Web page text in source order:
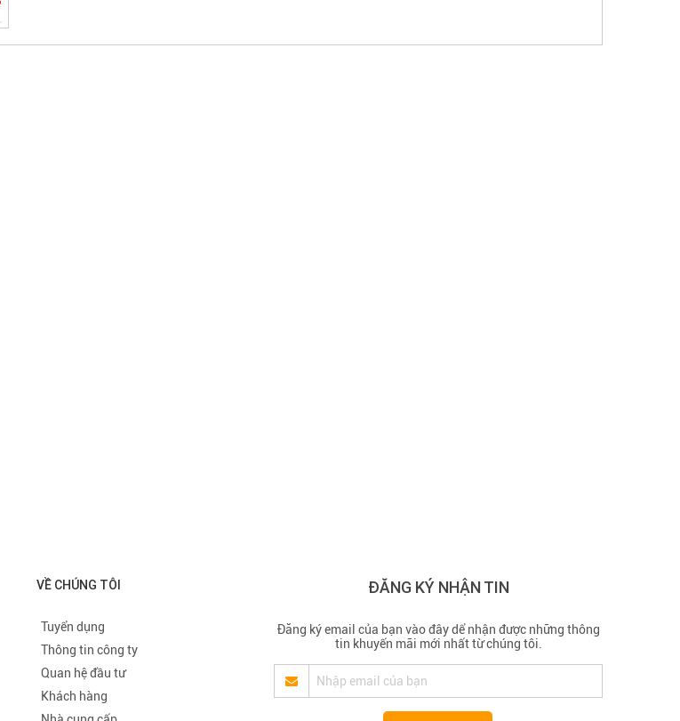
VỀ CHÚNG TÔI
Tuyển dụng
Thông tin công ty
Quan hệ đầu tư
Khách hàng
ĐĂNG KÝ NHẬN TIN
Đăng ký email của bạn vào đây dể nhận được những thông
tin khuyến mãi mới nhất từ chúng tôi.